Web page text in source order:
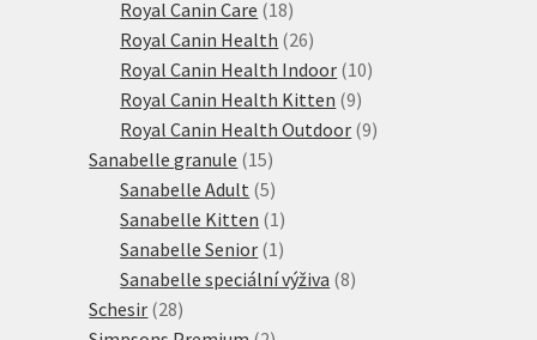
Royal Canin Care 1818
produktů
Royal Canin Health 2626
produktů
Royal Canin Health Indoor 1010
Royal Canin Health Kitten 99
produktů
Royal Canin Health Outdoor 99
Sanabelle granule 1515
produktů
Sanabelle Adult 55
produktů
Sanabelle Kitten 1 1
produkt
Sanabelle Senior 1 1
produkt
Sanabelle speciální výživa 88
Schesir 2828